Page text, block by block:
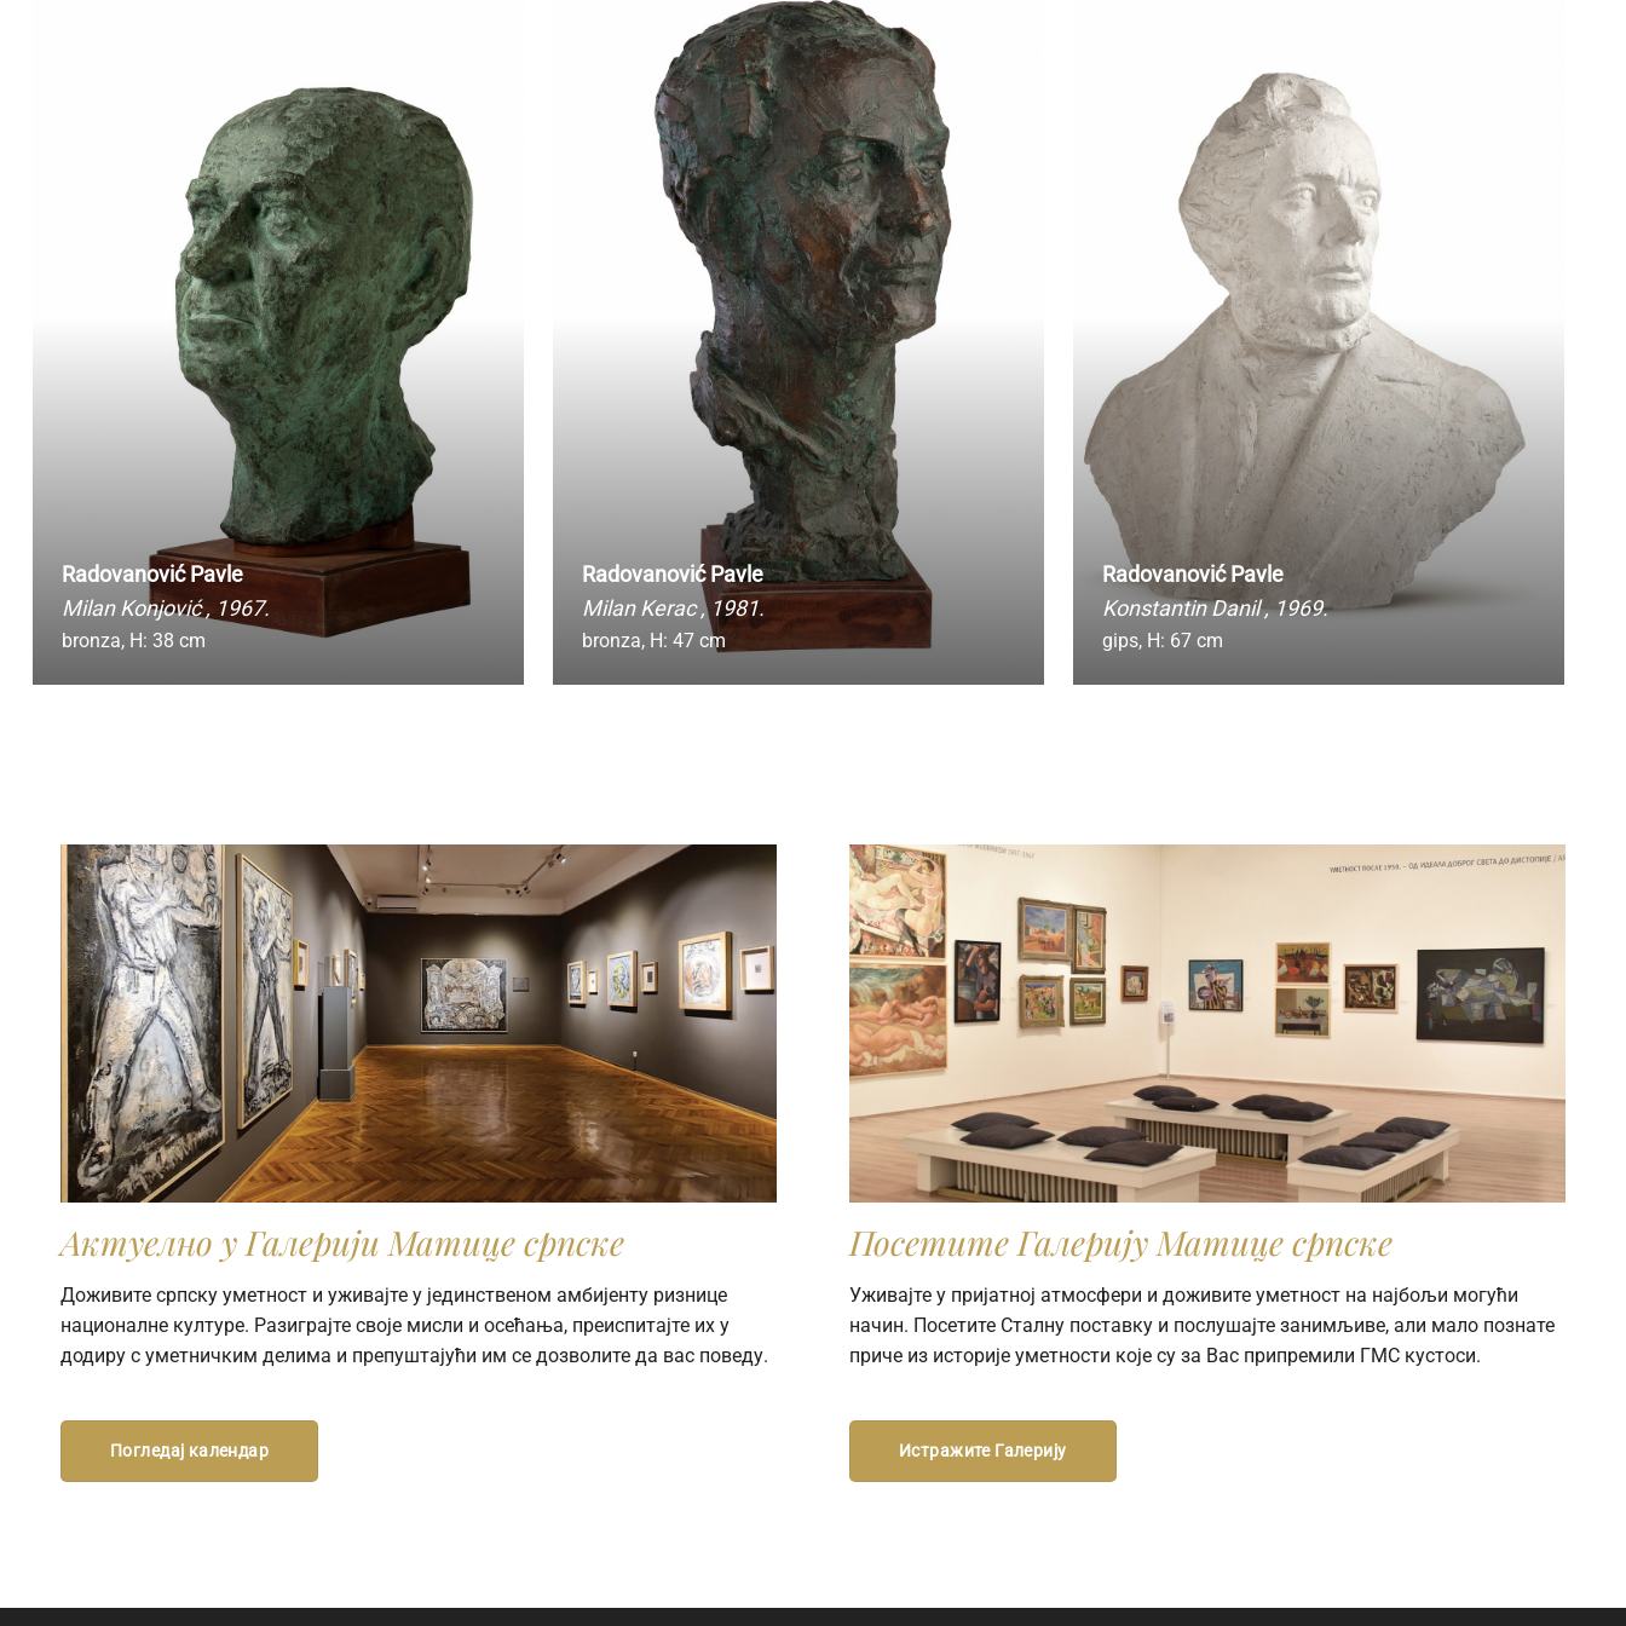
Radovanović Pavle
Milan Konjović, 1967.
bronza, H: 38 cm
Radovanović Pavle
Milan Kerac, 1981.
bronza, H: 47 cm
Radovanović Pavle
Konstantin Danil, 1969.
gips, H: 67 cm
Актуелно у Галерији Матице српске
Доживите српску уметност и уживајте у јединственом амбијенту ризнице
националне културе. Разиграјте своје мисли и осећања, преиспитајте их у
додиру с уметничким делима и препуштајући им се дозволите да вас поведу.
Погледај календар
Посетите Галерију Матице српске
Уживајте у пријатној атмосфери и доживите уметност на најбољи могући
начин. Посетите Сталну поставку и послушајте занимљиве, али мало познате
приче из историје уметности које су за Вас припремили ГМС кустоси.
Истражите Галерију